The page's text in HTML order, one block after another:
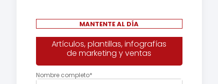
MANTENTE AL DÍA
este
campo
por
Artículos, plantillas, infografías
de marketing y ventas
Nombre completo*